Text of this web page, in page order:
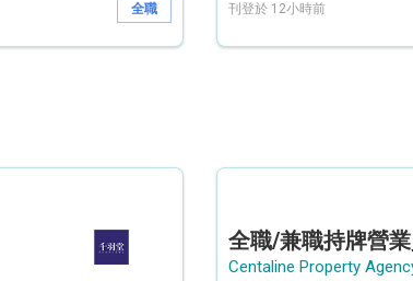
全職 刊登於 12小時前
Centaline Property